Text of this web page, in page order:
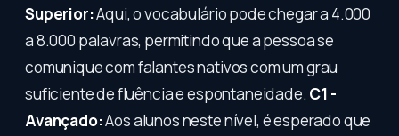
Superior:Aqui, o vocabulário pode chegar a 4.000
a 8.000 palavras, permitindo que a pessoa se
comunique com falantes nativos com um grau
suficiente de fluência e espontaneidade. C1 -
Avançado:Aos alunos neste nível, é esperado que